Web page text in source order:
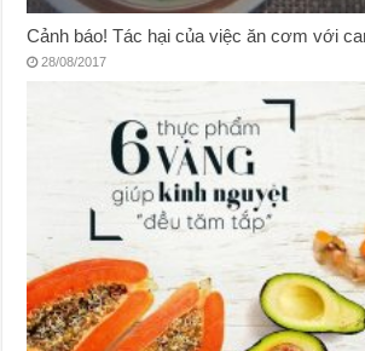
Cảnh báo! Tác hại của việc ăn cơm với
28/08/2017